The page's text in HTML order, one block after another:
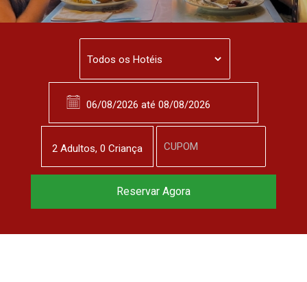
2 Adultos, 0 Criança
Reservar Agora